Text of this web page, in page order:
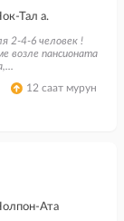
Тал а.
2-4-6 человек !
возле пансионата
12 саат мурун
Ата